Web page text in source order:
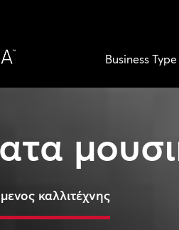
Business Type
καλλιτέχνης